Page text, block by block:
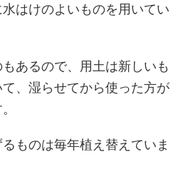
はけのよいものを用いてい
あるので、用土は新しいも
、湿らせてから使った方が
ものは毎年植え替えていま